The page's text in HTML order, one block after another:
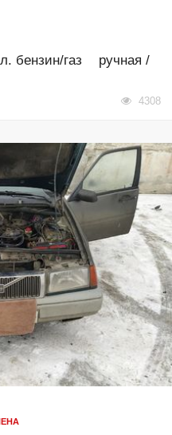
бензин/газ
ручная /
4308